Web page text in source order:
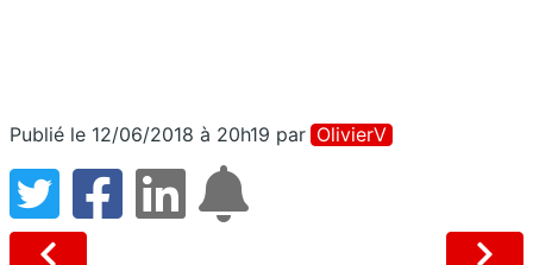
Publié le 12/06/2018 à 20h19 par OlivierV